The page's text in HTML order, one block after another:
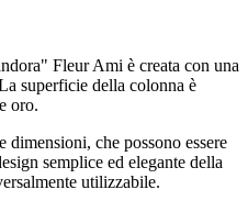
Fleur Ami è creata con una
superficie della colonna è
oro.
che possono essere
semplice ed elegante della
utilizzabile.